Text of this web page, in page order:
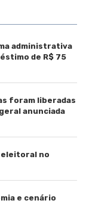
administrativa
de R$ 75
foram liberadas
anunciada
eleitoral no
e cenário